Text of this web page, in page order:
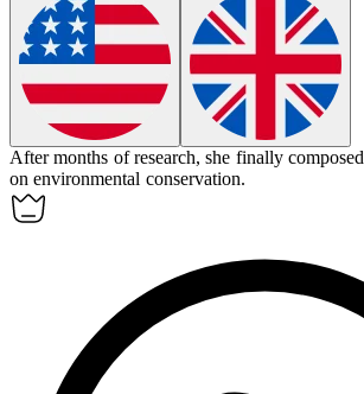
After months of research, she finally composed
on environmental conservation.